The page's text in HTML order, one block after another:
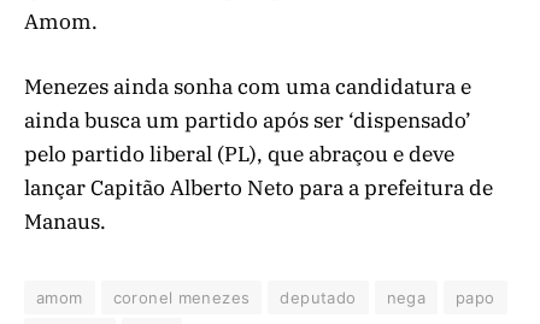
Amom.
Menezes ainda sonha com uma candidatura e
ainda busca um partido após ser ‘dispensado’
pelo partido liberal (PL), que abraçou e deve
lançar Capitão Alberto Neto para a prefeitura de
Manaus.
amom coronel menezes deputado nega
papo